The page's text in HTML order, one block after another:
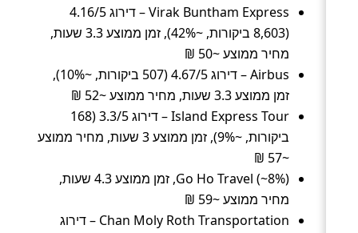
Virak Buntham Express – דירוג 4.16/5
(8,603 ביקורות, ~42%), זמן ממוצע 3.3 שעות,
מחיר ממוצע ~50 ₪
Airbus – דירוג 4.67/5 (507 ביקורות, ~10%),
זמן ממוצע 3.3 שעות, מחיר ממוצע ~52 ₪
Island Express Tour – דירוג 3.3/5 (168
ביקורות, ~9%), זמן ממוצע 3 שעות, מחיר ממוצע
~57 ₪
Go Ho Travel (~8%), זמן ממוצע 4.3 שעות,
מחיר ממוצע ~59 ₪
Chan Moly Roth Transportation – דירוג